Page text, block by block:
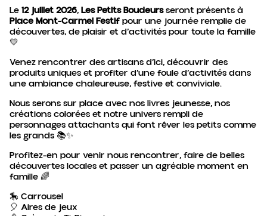
Le12 juillet 2026,Les Petits Boudeursseront présents à
Place Mont-Carmel Festifpour une journée remplie de
découvertes, de plaisir et d’activités pour toute la famille
💛
Venez rencontrer des artisans d’ici, découvrir des
produits uniques et profiter d’une foule d’activités dans
une ambiance chaleureuse, festive et conviviale.
Nous serons sur place avec nos livres jeunesse, nos
créations colorées et notre univers rempli de
personnages attachants qui font rêver les petits comme
les grands 📚✨
Profitez-en pour venir nous rencontrer, faire de belles
découvertes locales et passer un agréable moment en
famille 🌈
🎠 Carrousel
🎈 Aires de jeux